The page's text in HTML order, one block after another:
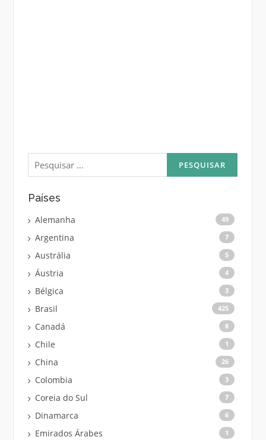
Pesquisar
por:
Países
Alemanha 49
Argentina 7
Austrália 5
Áustria 4
Bélgica 3
Brasil 425
Canadá 8
Chile 1
China 26
Colombia 3
Coreia do Sul 7
Dinamarca 6
Emirados Árabes 1